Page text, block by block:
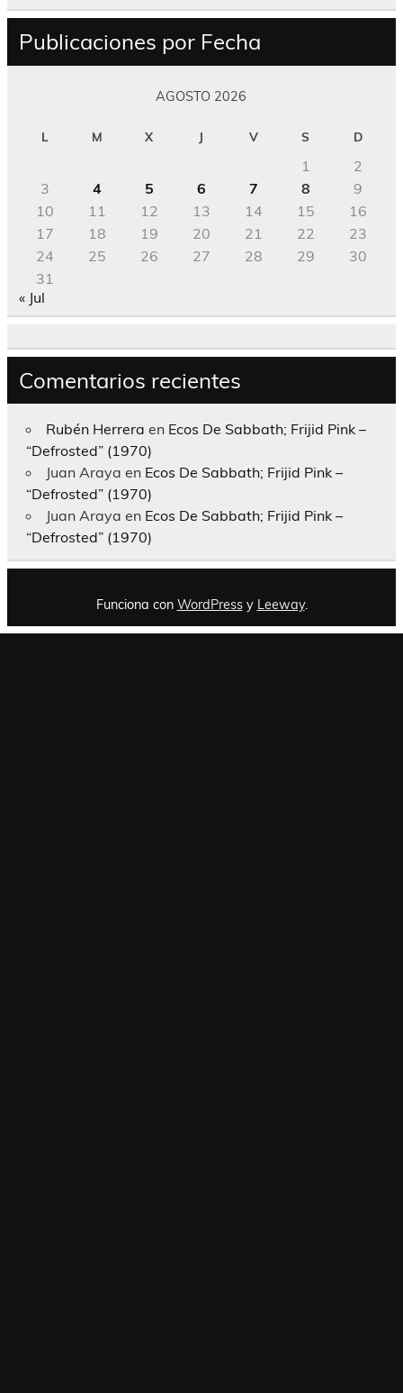
Publicaciones por Fecha
AGOSTO 2026
L M X J V S D
1
2
3
4 5 6 7 8
9
10
11 12 13 14 15
16
17
18 19 20 21 22
23
24
25 26 27 28 29
30
31
« Jul
Comentarios recientes
Rubén Herrera en Ecos De Sabbath; Frijid Pink –
“Defrosted” (1970)
Juan Araya en Ecos De Sabbath; Frijid Pink –
“Defrosted” (1970)
Juan Araya en Ecos De Sabbath; Frijid Pink –
“Defrosted” (1970)
Funciona con WordPressy Leeway.